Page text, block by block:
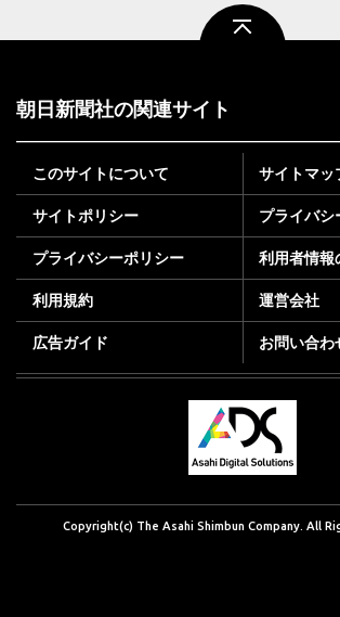
朝日新聞社の関連サイト
このサイトについて サイトマッ
サイトポリシー プライバシ
プライバシーポリシー 利用者情報
利用規約 運営会社
広告ガイド お問い合わ
Copyright(c) The Asahi Shimbun Company. All